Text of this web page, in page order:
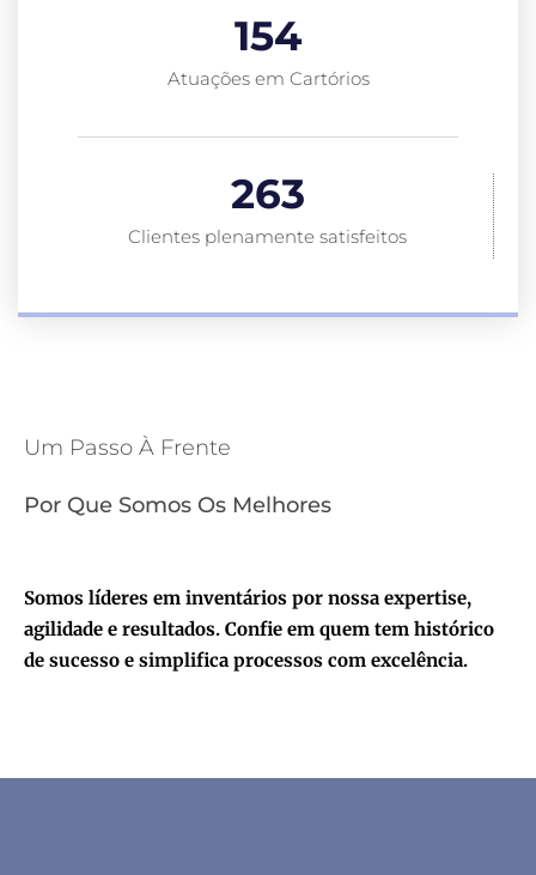
Atuações em Cartórios
154
Clientes plenamente satisfeitos
263
Um Passo À Frente
Por Que Somos Os Melhores
Somos líderes em inventários por nossa expertise,
agilidade e resultados. Confie em quem tem histórico
de sucesso e simplifica processos com excelência.